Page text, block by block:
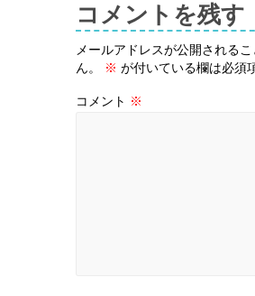
コメントを残す
メールアドレスが公開される
ん。
※ が付いている欄は必須
コメント ※